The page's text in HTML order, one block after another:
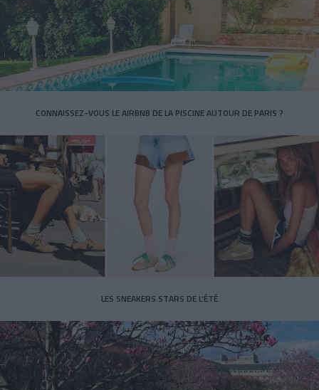
CONNAISSEZ-VOUS LE AIRBNB DE LA PISCINE AUTOUR DE PARIS ?
LES SNEAKERS STARS DE L’ÉTÉ